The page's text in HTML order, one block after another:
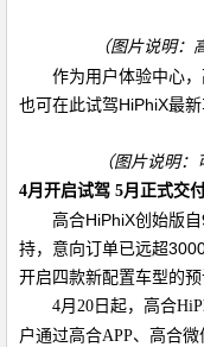
（图片说明：
作为用户体验中心
也可在此试驾HiPhiX最
（图片说明
4月开启试驾 5月正式交
高合HiPhiX创始版自
持，意向订单已远超
开启四款新配置车型的预
4月 20 日起，高合
户通过高合APP、高合微